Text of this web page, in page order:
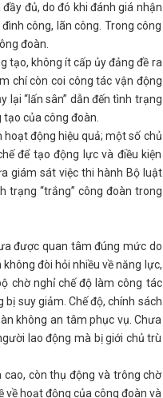
đủ, do đó khi đánh giá nhận
công, lãn công. Trong công
đoàn.
tạo, không ít cấp ủy đảng đề ra
chí còn coi công tác vận động
lại “lấn sân” dẫn đến tình trạng
của công đoàn.
hoạt động hiệu quả; một số chủ
để tạo động lực và điều kiện
giám sát việc thi hành Bộ luật
trạng “trắng” công đoàn trong
được quan tâm đúng mức do
đòi hỏi nhiều về năng lực,
chờ nghỉ chế độ làm công tác
suy giảm. Chế độ, chính sách
không an tâm phục vụ. Chưa
lao động mà bị giới chủ trù
còn thụ động và trông chờ
về hoạt động của công đoàn và